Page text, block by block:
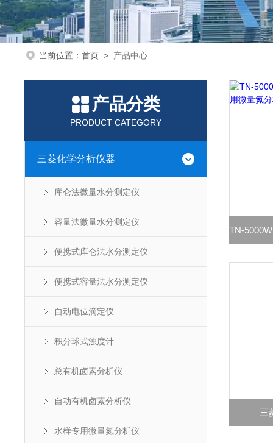
当前位置： 首页 > 产品中心
产品分类
PRODUCT CATEGORY
三菱化学分析仪器
库仑法微量水分测定仪
容量法微量水分测定仪
便携式库仑法水分测定仪
便携式容量法水分测定仪
自动电位滴定仪
积分球式浊度计
总有机卤素分析仪
自动有机卤素分析仪
水样专用微量氮分析仪
三